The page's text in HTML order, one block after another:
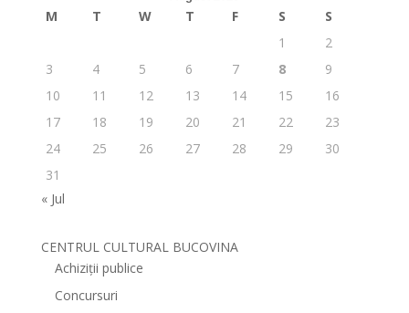
M T W T F S
S
1
2
3
4 5 6 7 8
9
10
11 12 13 14 15
16
17
18 19 20 21 22
23
24
25 26 27 28 29
30
31
« Jul
CENTRUL CULTURAL BUCOVINA
Achiziții publice
Concursuri